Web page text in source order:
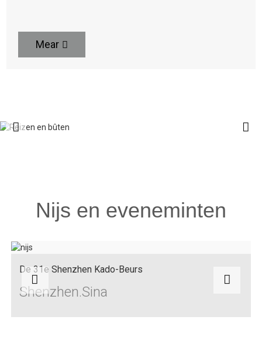
Mear
Nijs en eveneminten
De 31e Shenzhen Kado-Beurs
Shenzhen.Sina